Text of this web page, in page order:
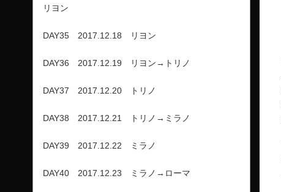
リヨン
DAY35 2017.12.18 リヨン
DAY36 2017.12.19 リヨン→トリノ
DAY37 2017.12.20 トリノ
DAY38 2017.12.21 トリノ→ミラノ
DAY39 2017.12.22 ミラノ
DAY40 2017.12.23 ミラノ→ローマ